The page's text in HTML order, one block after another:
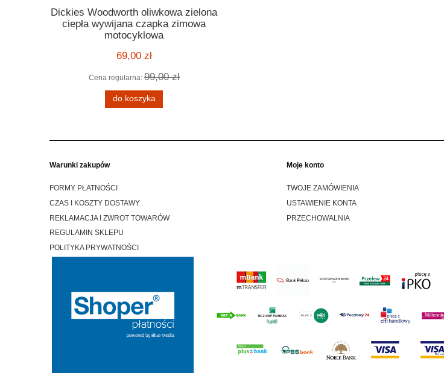
Dickies Woodworth oliwkowa zielona
ciepła wywijana czapka zimowa
motocyklowa
69,00 zł
Cena regularna: 99,00 zł
do koszyka
Warunki zakupów
FORMY PŁATNOŚCI
CZAS I KOSZTY DOSTAWY
REKLAMACJA I ZWROT TOWARÓW
REGULAMIN SKLEPU
POLITYKA PRYWATNOŚCI
Moje konto
TWOJE ZAMÓWIENIA
USTAWIENIE KONTA
PRZECHOWALNIA